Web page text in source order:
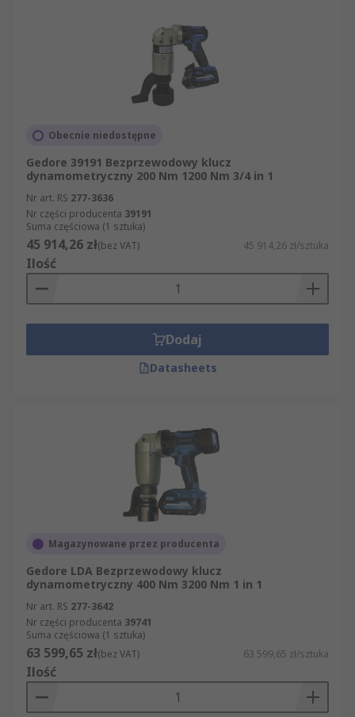
Obecnie niedostępne
Gedore 39191 Bezprzewodowy klucz
dynamometryczny 200 Nm 1200 Nm 3/4 in 1
Nr art. RS 277-3636
Nr części producenta 39191
Suma częściowa (1 sztuka)
45 914,26 zł(bez VAT) 45 914,26 zł/sztuka
Ilość
Dodaj
Datasheets
Magazynowane przez producenta
Gedore LDA Bezprzewodowy klucz
dynamometryczny 400 Nm 3200 Nm 1 in 1
Nr art. RS 277-3642
Nr części producenta 39741
Suma częściowa (1 sztuka)
63 599,65 zł(bez VAT) 63 599,65 zł/sztuka
Ilość